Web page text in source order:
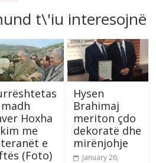
t\'iu interesojnë
Hoxha
me
e
(Foto)
Hysen
Brahimaj
meriton çdo
dekoratë dhe
mirënjohje
January 26,